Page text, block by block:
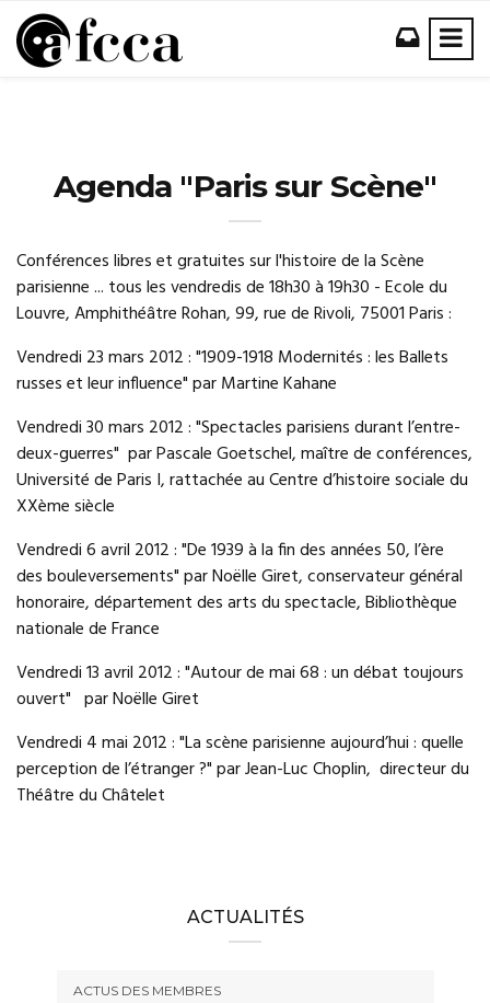
Agenda "Paris sur Scène"
Conférences libres et gratuites sur l'histoire de la Scène
parisienne ... tous les vendredis de 18h30 à 19h30 - Ecole du
Louvre, Amphithéâtre Rohan, 99, rue de Rivoli, 75001 Paris :
Vendredi 23 mars 2012 : "1909-1918 Modernités : les Ballets
russes et leur influence" par Martine Kahane
Vendredi 30 mars 2012 : "Spectacles parisiens durant l’entre-
deux-guerres" par Pascale Goetschel, maître de conférences,
Université de Paris I, rattachée au Centre d’histoire sociale du
XXème siècle
Vendredi 6 avril 2012 : "De 1939 à la fin des années 50, l’ère
des bouleversements" par Noëlle Giret, conservateur général
honoraire, département des arts du spectacle, Bibliothèque
nationale de France
Vendredi 13 avril 2012 : "Autour de mai 68 : un débat toujours
ouvert" par Noëlle Giret
Vendredi 4 mai 2012 : "La scène parisienne aujourd’hui : quelle
perception de l’étranger ?" par Jean-Luc Choplin, directeur du
Théâtre du Châtelet
ACTUALITÉS
ACTUS DES MEMBRES